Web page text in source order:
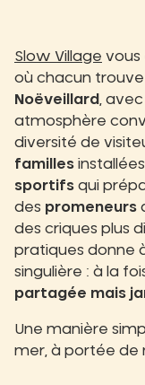
Slow Village vous
où chacun
Noëveillard
,
atmosphère
diversité de
familles
sportifs qui
des promeneurs
des criques plus
pratiques donne
singulière : à la
partagée mais
Une manière
mer, à portée de